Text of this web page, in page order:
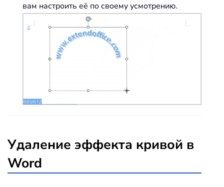
вам настроить её по своему усмотрению.
Удаление эффекта кривой в
Word